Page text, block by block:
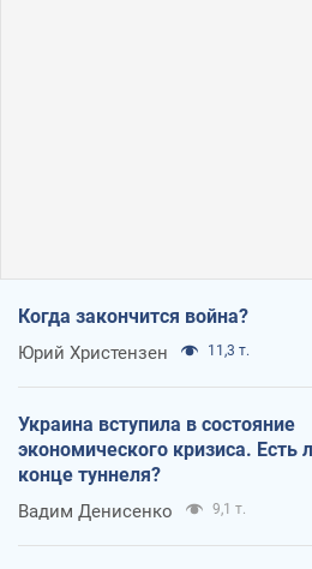
Когда закончится война?
Юрий Христензен 11,3 т.
Украина вступила в состояние
экономического кризиса. Есть
конце туннеля?
Вадим Денисенко 9,1 т.